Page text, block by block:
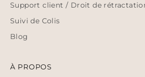
Support client / Droit de
Suivi de Colis
Blog
À PROPOS